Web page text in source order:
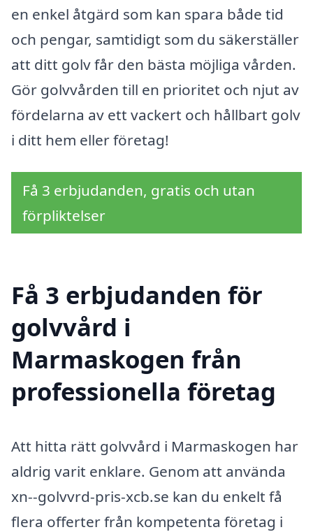
en enkel åtgärd som kan spara både tid
och pengar, samtidigt som du säkerställer
att ditt golv får den bästa möjliga vården.
Gör golvvården till en prioritet och njut av
fördelarna av ett vackert och hållbart golv
i ditt hem eller företag!
Få 3 erbjudanden, gratis och utan
förpliktelser
Få 3 erbjudanden för
golvvård i
Marmaskogen från
professionella företag
Att hitta rätt golvvård i Marmaskogen har
aldrig varit enklare. Genom att använda
xn--golvvrd-pris-xcb.se kan du enkelt få
flera offerter från kompetenta företag i